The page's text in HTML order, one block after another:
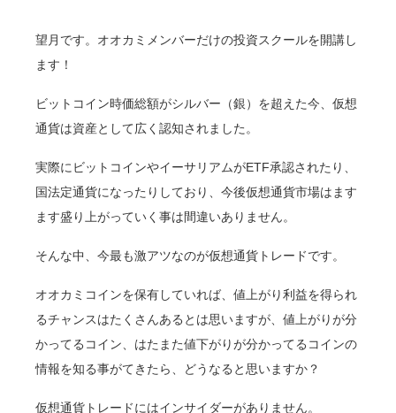
望月です。オオカミメンバーだけの投資スクールを開講し
ます！
ビットコイン時価総額がシルバー（銀）を超えた今、仮想
通貨は資産として広く認知されました。
実際にビットコインやイーサリアムがETF承認されたり、
国法定通貨になったりしており、今後仮想通貨市場はます
ます盛り上がっていく事は間違いありません。
そんな中、今最も激アツなのが仮想通貨トレードです。
オオカミコインを保有していれば、値上がり利益を得られ
るチャンスはたくさんあるとは思いますが、値上がりが分
かってるコイン、はたまた値下がりが分かってるコインの
情報を知る事がてきたら、どうなると思いますか？
仮想通貨トレードにはインサイダーがありません。